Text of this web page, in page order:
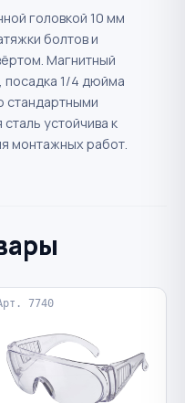
головкой 10 мм
болтов и
Магнитный
посадка 1/4 дюйма
стандартными
устойчива к
монтажных работ.
7740